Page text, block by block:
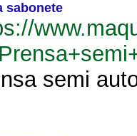
sabonete
semi